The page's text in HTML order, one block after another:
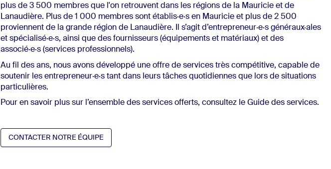
plus de 3 500 membres que l'on retrouvent dans les régions de la Mauricie et de
Lanaudière. Plus de 1 000 membres sontétablis·e·s en Mauricie et plus de2500
proviennent de la grande région de Lanaudière. Il s’agit d’entrepreneur·e·s généraux·ales
etspécialisé·e·s, ainsi que des fournisseurs (équipements et matériaux) et des
associé·e·s (services professionnels).
Au fil des ans, nous avons développé une offre de services très compétitive, capable de
soutenir lesentrepreneur·e·s tant dans leurs tâches quotidiennesque lors de situations
particulières.
Pour en savoir plus sur l’ensemble desservices offerts,consultez le Guide des services.
CONTACTER NOTRE ÉQUIPE